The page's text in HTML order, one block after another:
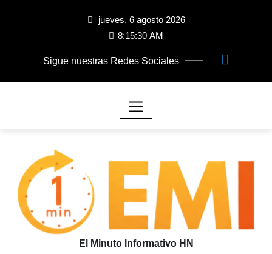
jueves, 6 agosto 2026
8:15:31 AM
Sigue nuestras Redes Sociales
El Minuto Informativo HN